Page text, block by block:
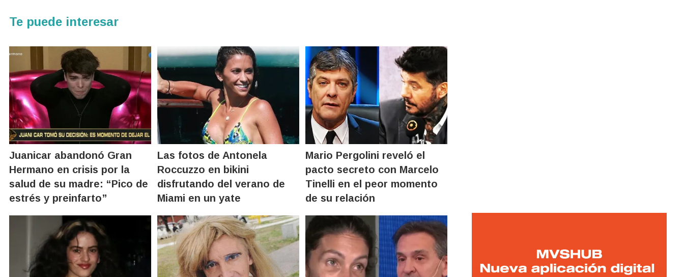
Te puede interesar
Juanicar abandonó Gran
Hermano en crisis por la
salud de su madre: “Pico de
estrés y preinfarto”
Las fotos de Antonela
Roccuzzo en bikini
disfrutando del verano de
Miami en un yate
Mario Pergolini reveló el
pacto secreto con Marcelo
Tinelli en el peor momento
de su relación